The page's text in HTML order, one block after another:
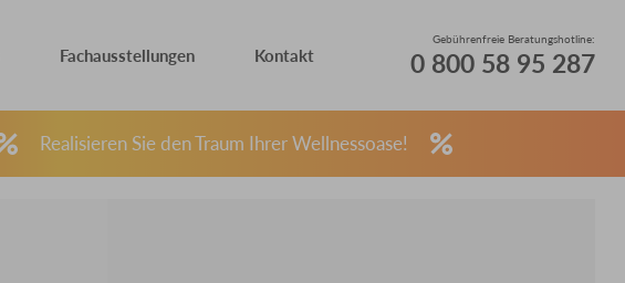
Gebührenfreie Beratungshotline:
0 800 58 95 287
Fachausstellungen Kontakt
Realisieren Sie den Traum Ihrer Wellnessoase!